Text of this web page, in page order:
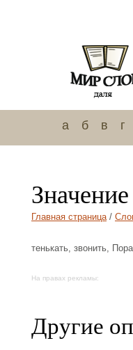
а б в г
Главная страница/
тенькать, звонить,
На правах рекламы:
Другие